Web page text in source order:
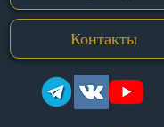
Контакты